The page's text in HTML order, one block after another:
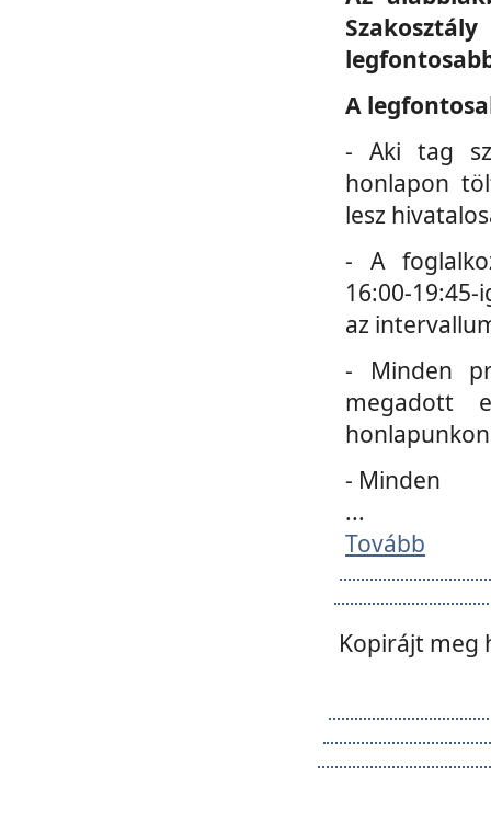
A
- Aki tag
honlapon
lesz
- A
16:00-
az
- Minden
megadott
- Minden
...
Tovább
Kopirájt meg